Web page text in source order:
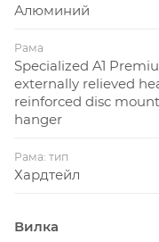
Алюминий
Рама
Specialized A1
externally relieved
reinforced disc
hanger
Рама: тип
Хардтейл
Вилка